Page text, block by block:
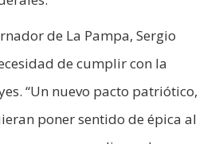
de La Pampa, Sergio
de cumplir con la
“Un nuevo pacto patriótico,
poner sentido de épica al